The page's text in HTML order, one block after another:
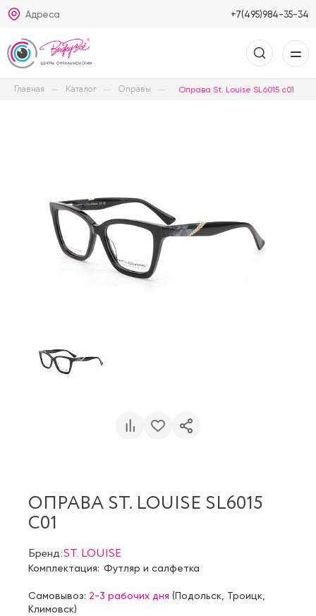
Адреса +7(495)984-35-34
Главная Каталог Оправы Оправа St. Louise SL6015 c01
ОПРАВА ST. LOUISE SL6015
C01
Бренд:ST. LOUISE
Комплектация: Футляр и салфетка
Самовывоз: 2-3 рабочих дня (Подольск Троицк
Климовск)